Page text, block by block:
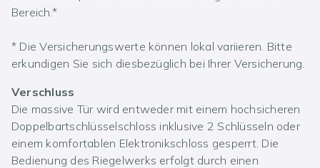
Bereich.*
* Die Versicherungswerte können lokal variieren. Bitte
erkundigen Sie sich diesbezüglich bei Ihrer Versicherung.
Verschluss
Die massive Tür wird entweder mit einem hochsicheren
Doppelbartschlüsselschloss inklusive 2 Schlüsseln oder
einem komfortablen Elektronikschloss gesperrt. Die
Bedienung des Riegelwerks erfolgt durch einen